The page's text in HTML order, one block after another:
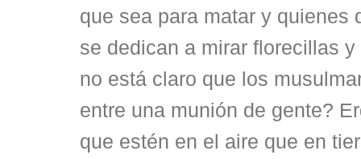
que sea para matar y quienes
se dedican a mirar florecillas
no está claro que los
entre una munión de gente?
que estén en el aire que en